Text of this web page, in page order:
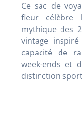
Ce sac de
fleur célèbre
mythique des
vintage
capacité de
week-ends et
distinction